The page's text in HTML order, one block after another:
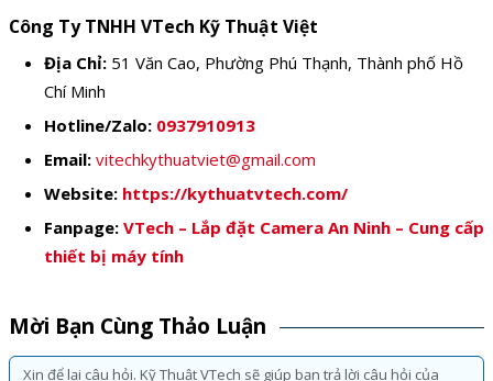
Công Ty TNHH VTech Kỹ Thuật Việt
Địa Chỉ: 51 Văn Cao, Phường Phú Thạnh, Thành phố Hồ
Chí Minh
Hotline/Zalo: 0937910913
Email: vitechkythuatviet@gmail.com
Website: https://kythuatvtech.com/
Fanpage: VTech – Lắp đặt Camera An Ninh – Cung cấp
thiết bị máy tính
Mời Bạn Cùng Thảo Luận